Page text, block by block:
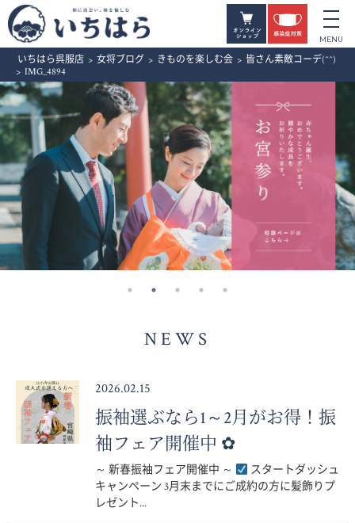
いちはら呉服店 > 女将ブログ > きものを楽しむ会 > 皆さん素敵コーデ(^^)
> IMG_4894
NEWS
2026.02.15
振袖選ぶなら1～2月がお得！振
袖フェア開催中 ✿
～ 新春振袖フェア開催中 ～
スタートダッシュ
キャンペーン 3月末までにご成約の方に髪飾りプ
レゼント...